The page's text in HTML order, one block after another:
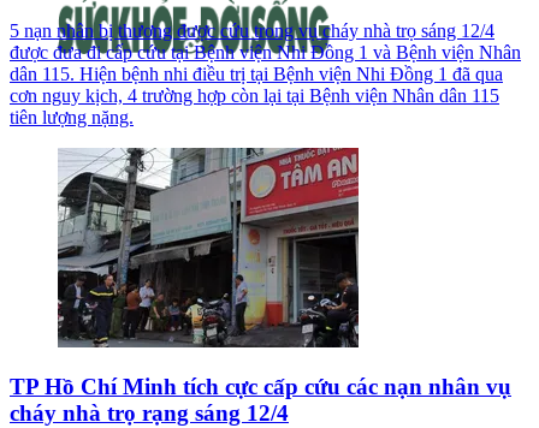
5 nạn nhân bị thương được cứu trong vụ cháy nhà trọ sáng 12/4
được đưa đi cấp cứu tại Bệnh viện Nhi Đồng 1 và Bệnh viện Nhân
dân 115. Hiện bệnh nhi điều trị tại Bệnh viện Nhi Đồng 1 đã qua
cơn nguy kịch, 4 trường hợp còn lại tại Bệnh viện Nhân dân 115
tiên lượng nặng.
TP Hồ Chí Minh tích cực cấp cứu các nạn nhân vụ
cháy nhà trọ rạng sáng 12/4